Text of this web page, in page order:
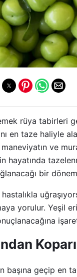
rüya tabirleri
en taze haliyle
ve
hayatında
bir
yorulur. Yeşil
başına geçip